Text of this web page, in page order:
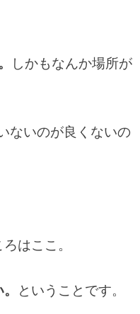
しかもなんか場所が
ないのが良くないの
はここ。
ということです。